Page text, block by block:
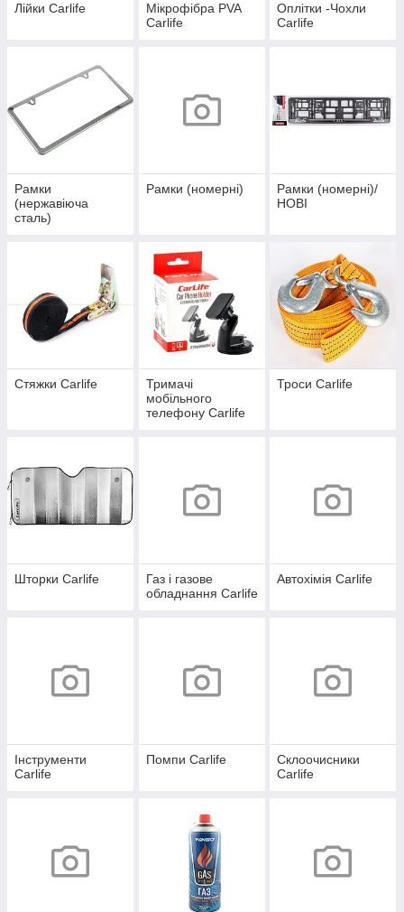
Лійки Carlife
Мікрофібра PVA
Carlife
Оплітки -Чохли
Carlife
Рамки
(нержавіюча
сталь)
Рамки (номерні)
Рамки (номерні)/
НОВІ
Стяжки Carlife
Тримачі
мобільного
телефону Carlife
Троси Carlife
Шторки Carlife
Газ і газове
обладнання Carlife
Автохімія Carlife
Інструменти
Carlife
Помпи Carlife
Склоочисники
Carlife